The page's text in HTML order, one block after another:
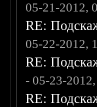
05-21-2012,
RE:
05-22-2012,
RE:
- 05-23-
RE: